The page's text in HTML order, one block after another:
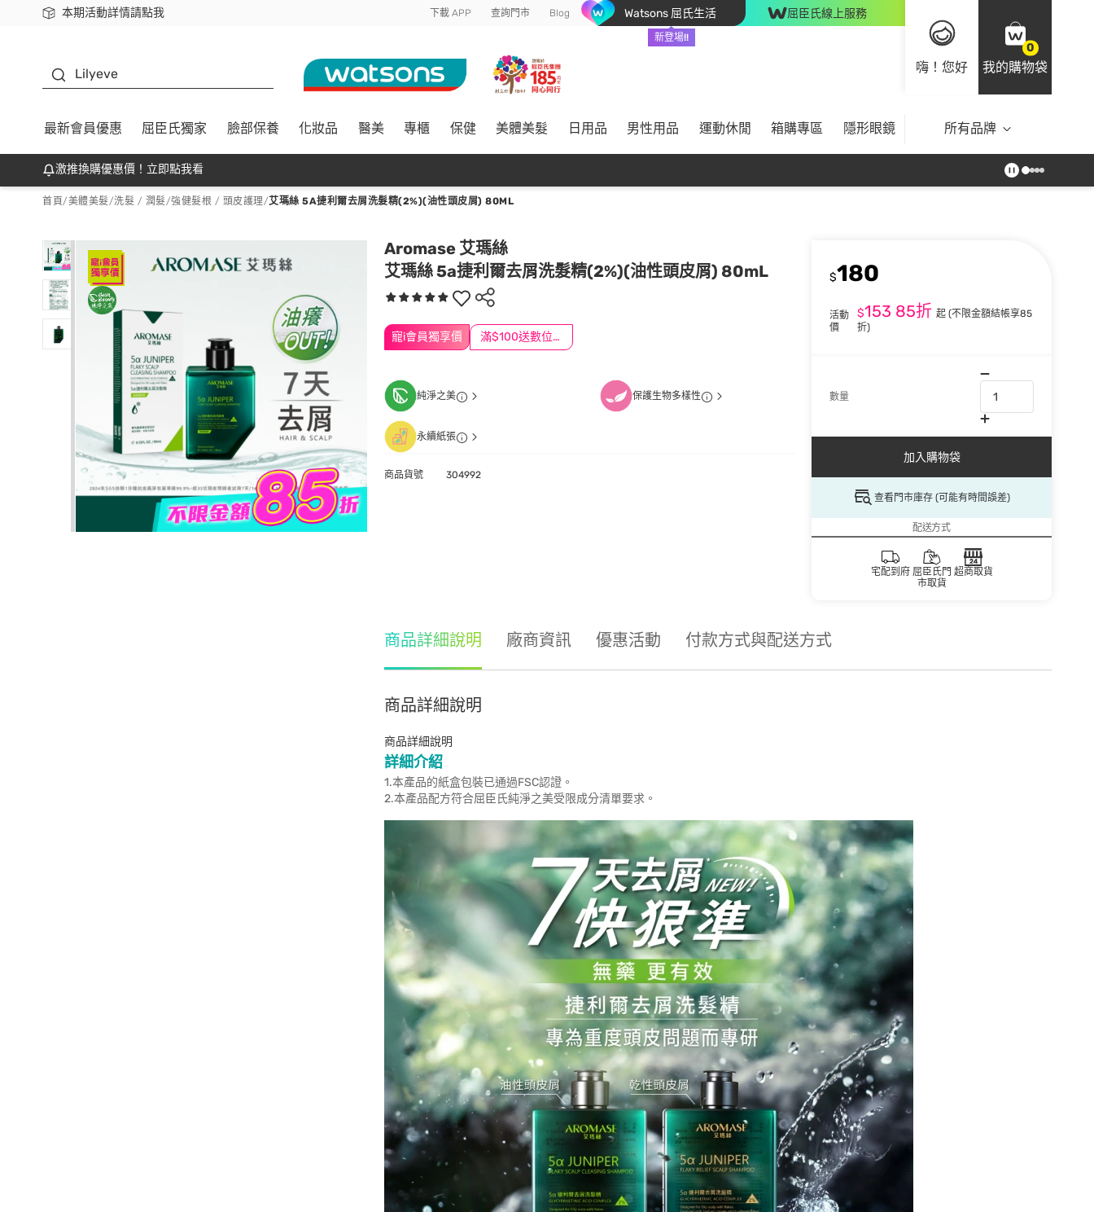
本期活動詳情請點我
下載app最高回饋$350 下載 APP 查詢門市 Blog Watsons 屈氏生活
新登場!!
屈臣氏線上服務
嗨！您好
0
我的購物袋
Lilyeve
最新會員優惠 屈臣氏獨家 臉部保養 化妝品 醫美 專櫃 保健 美體美髮 日用品 男性用品 運動休閒 箱購專區 隱形眼鏡 所有品牌
激推換購優惠價！立即點我看
首頁/美體美髮/洗髮 / 潤髮/強健髮根 / 頭皮護理/艾瑪絲 5A捷利爾去屑洗髮精(2%)(油性頭皮屑) 80ML
Aromase 艾瑪絲
艾瑪絲 5a捷利爾去屑洗髮精(2%)(油性頭皮屑) 80mL
寵i會員獨享價 滿$100送數位印花
$180
活動
價
$153 85折 起 (不限金額結帳享85
折)
數量
加入購物袋
查看門市庫存 (可能有時間誤差)
配送方式
宅配到府 屈臣氏門
市取貨
超商取貨
純淨之美 保護生物多樣性
永續紙張
商品貨號 304992
商品詳細說明 廠商資訊 優惠活動 付款方式與配送方式
商品詳細說明
商品詳細說明
詳細介紹
1.本產品的紙盒包裝已通過FSC認證。
2.本產品配方符合屈臣氏純淨之美受限成分清單要求。